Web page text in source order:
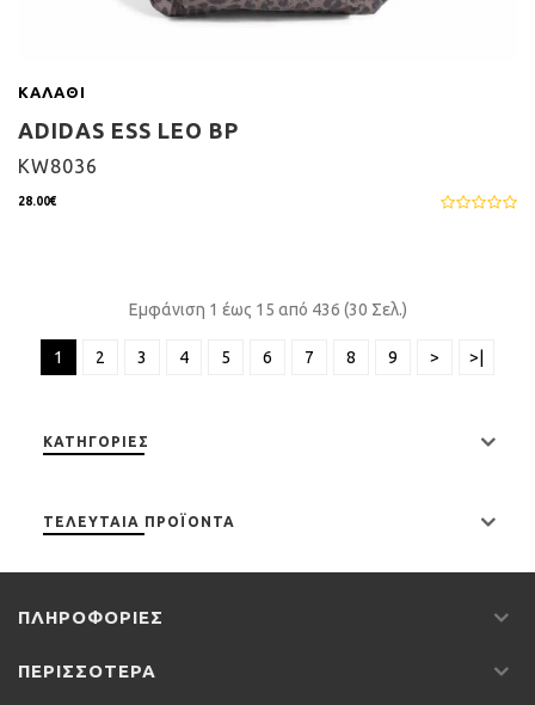
ΚΑΛΆΘΙ
ADIDAS ESS LEO BP
KW8036
28.00€
Εμφάνιση 1 έως 15 από 436 (30 Σελ.)
1 2 3 4 5 6 7 8 9 > >|
ΚΑΤΗΓΟΡΊΕΣ
ΤΕΛΕΥΤΑΊΑ ΠΡΟΪΌΝΤΑ
ΠΛΗΡΟΦΟΡΊΕΣ
ΠΕΡΙΣΣΌΤΕΡΑ